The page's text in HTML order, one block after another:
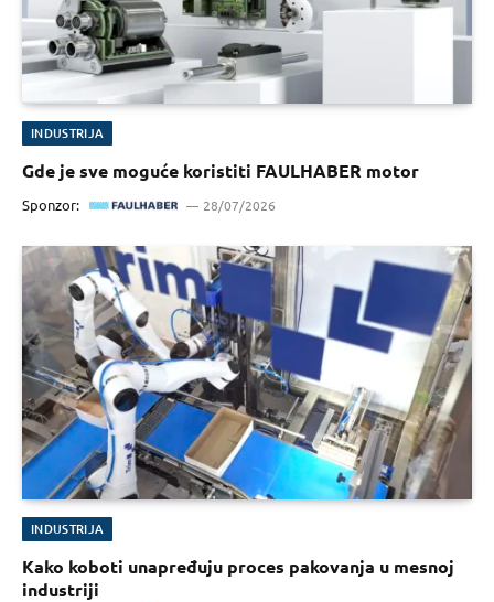
INDUSTRIJA
Gde je sve moguće koristiti FAULHABER motor
Sponzor: 28/07/2026
INDUSTRIJA
Kako koboti unapređuju proces pakovanja u mesnoj
industriji